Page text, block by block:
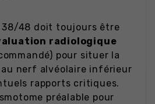
38/48 doit toujours être
radiologique
pour situer la
nerf alvéolaire inférieur
rapports critiques.
préalable pour